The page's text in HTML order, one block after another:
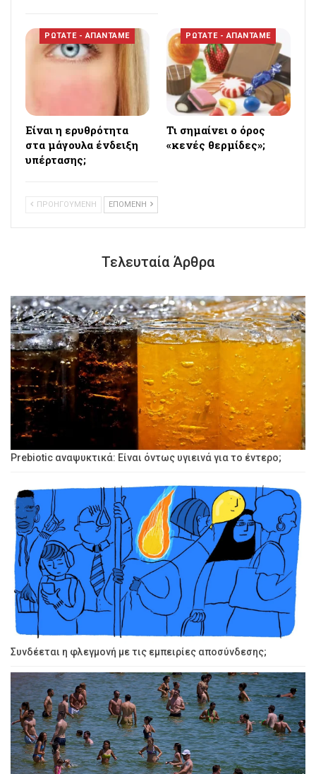
ΡΩΤΑΤΕ - ΑΠΑΝΤΑΜΕ
Eίναι η ερυθρότητα
στα μάγουλα ένδειξη
υπέρτασης;
ΡΩΤΑΤΕ - ΑΠΑΝΤΑΜΕ
Τι σημαίνει ο όρος
«κενές θερμίδες»;
ΠΡΟΗΓΟΥΜΕΝΗ ΕΠΟΜΕΝΗ
Τελευταία Άρθρα
Prebiotic αναψυκτικά: Είναι όντως υγιεινά για το έντερο;
Συνδέεται η φλεγμονή με τις εμπειρίες αποσύνδεσης;